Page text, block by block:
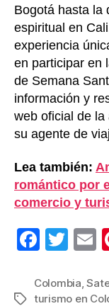
Bogotá hasta la
espiritual en
experiencia
en participar en
de Semana
información y
web oficial de
su agente de
Lea también:
romántico por
comercio y
F
c
T
tt
Etiquetas
Colombia ,
turismo en